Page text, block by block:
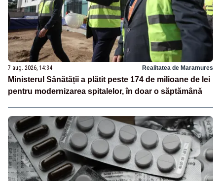
7 aug. 2026, 14:34 Realitatea de Maramures
Ministerul Sănătății a plătit peste 174 de milioane de lei
pentru modernizarea spitalelor, în doar o săptămână